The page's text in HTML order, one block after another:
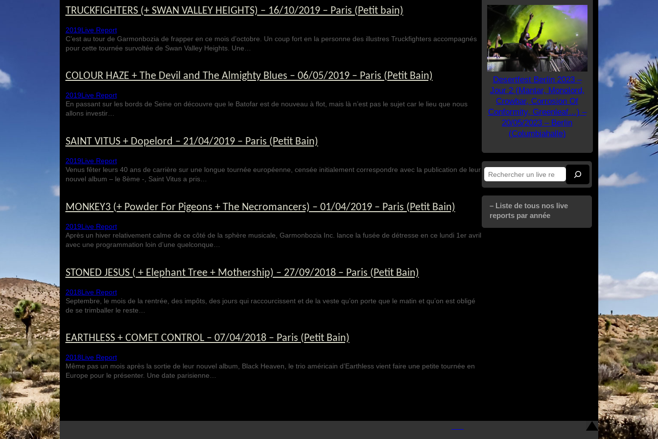
TRUCKFIGHTERS (+ SWAN VALLEY HEIGHTS) – 16/10/2019 – Paris (Petit bain)
2019Live Report
C’est au tour de Garmonbozia de frapper en ce mois d’octobre. Un coup fort en la personne des illustres Truckfighters accompagnés
pour cette tournée survoltée de Swan Valley Heights. Une…
COLOUR HAZE + The Devil and The Almighty Blues – 06/05/2019 – Paris (Petit Bain)
2019Live Report
En passant sur les bords de Seine on découvre que le Batofar est de nouveau à flot, mais là n’est pas le sujet car le lieu que nous
allons investir…
SAINT VITUS + Dopelord – 21/04/2019 – Paris (Petit Bain)
2019Live Report
Venus fêter leurs 40 ans de carrière sur une longue tournée européenne, censée initialement correspondre avec la publication de leur
nouvel album – le 8ème -, Saint Vitus a pris…
MONKEY3 (+ Powder For Pigeons + The Necromancers) – 01/04/2019 – Paris (Petit Bain)
2019Live Report
Après un hiver relativement calme de ce côté de la sphère musicale, Garmonbozia Inc. lance la fusée de détresse en ce lundi 1er avril
avec une programmation loin d’une quelconque…
STONED JESUS ( + Elephant Tree + Mothership) – 27/09/2018 – Paris (Petit Bain)
2018Live Report
Septembre, le mois de la rentrée, des impôts, des jours qui raccourcissent et de la veste qu’on porte que le matin et qu’on est obligé
de se trimballer le reste…
EARTHLESS + COMET CONTROL – 07/04/2018 – Paris (Petit Bain)
2018Live Report
Même pas un mois après la sortie de leur nouvel album, Black Heaven, le trio américain d’Earthless vient faire une petite tournée en
Europe pour le présenter. Une date parisienne…
Desertfest Berlin 2023 –
Jour 2 (Mantar, Monolord,
Crowbar, Corrosion Of
Conformity, Greenleaf…) –
20/05/2023 – Berlin
(Columbiahalle)
Rechercher
– Liste de tous nos live
reports par année